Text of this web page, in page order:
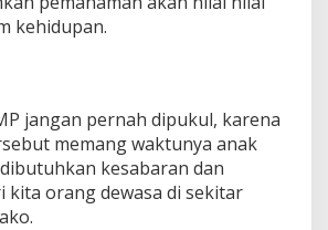
kehidupan.
jangan pernah dipukul, karena
memang waktunya anak
dibutuhkan kesabaran dan
kita orang dewasa di sekitar